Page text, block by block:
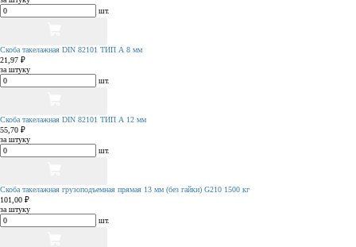
шт.
Скоба такелажная DIN 82101 ТИП А 8 мм
21,97 ₽
за штуку
шт.
Скоба такелажная DIN 82101 ТИП А 12 мм
55,70 ₽
за штуку
шт.
Скоба такелажная грузоподъемная прямая 13 мм (без гайки) G210 1500 кг
101,00 ₽
за штуку
шт.